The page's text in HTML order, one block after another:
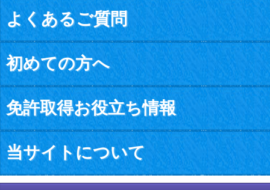
よくあるご質問
初めての方へ
免許取得お役立ち情報
当サイトについて